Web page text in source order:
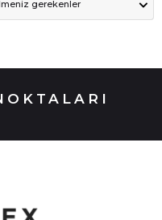
gerekenler